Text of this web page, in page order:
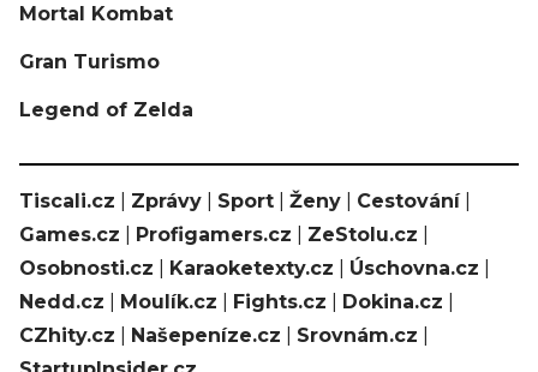
Mortal Kombat
Gran Turismo
Legend of Zelda
Tiscali.cz Zprávy Sport Ženy Cestování|
Games.cz
Profigamers.cz ZeStolu.cz
Osobnosti.cz
Karaoketexty.cz Úschovna.cz
Nedd.cz
Moulík.cz Fights.cz Dokina.cz
CZhity.cz
Našepeníze.cz Srovnám.cz